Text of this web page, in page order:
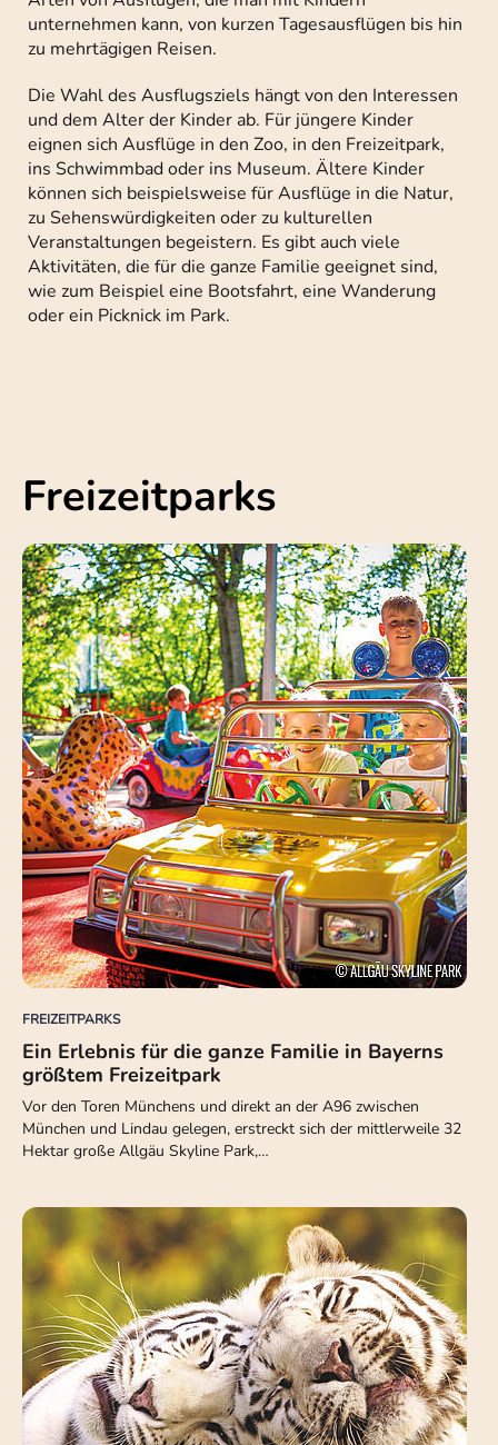
unternehmen kann, von kurzen Tagesausflügen bis hin
zu mehrtägigen Reisen.
Die Wahl des Ausflugsziels hängt von den Interessen
und dem Alter der Kinder ab. Für jüngere Kinder
eignen sich Ausflüge in den Zoo, in den Freizeitpark,
ins Schwimmbad oder ins Museum. Ältere Kinder
können sich beispielsweise für Ausflüge in die Natur,
zu Sehenswürdigkeiten oder zu kulturellen
Veranstaltungen begeistern. Es gibt auch viele
Aktivitäten, die für die ganze Familie geeignet sind,
wie zum Beispiel eine Bootsfahrt, eine Wanderung
oder ein Picknick im Park.
Freizeitparks
FREIZEITPARKS
Ein Erlebnis für die ganze Familie in Bayerns
größtem Freizeitpark
Vor den Toren Münchens und direkt an der A96 zwischen
München und Lindau gelegen, erstreckt sich der mittlerweile 32
Hektar große Allgäu Skyline Park,…